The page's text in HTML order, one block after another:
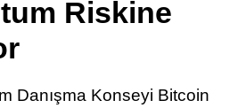
TikTok
Riskine
Danışma Konseyi Bitcoin